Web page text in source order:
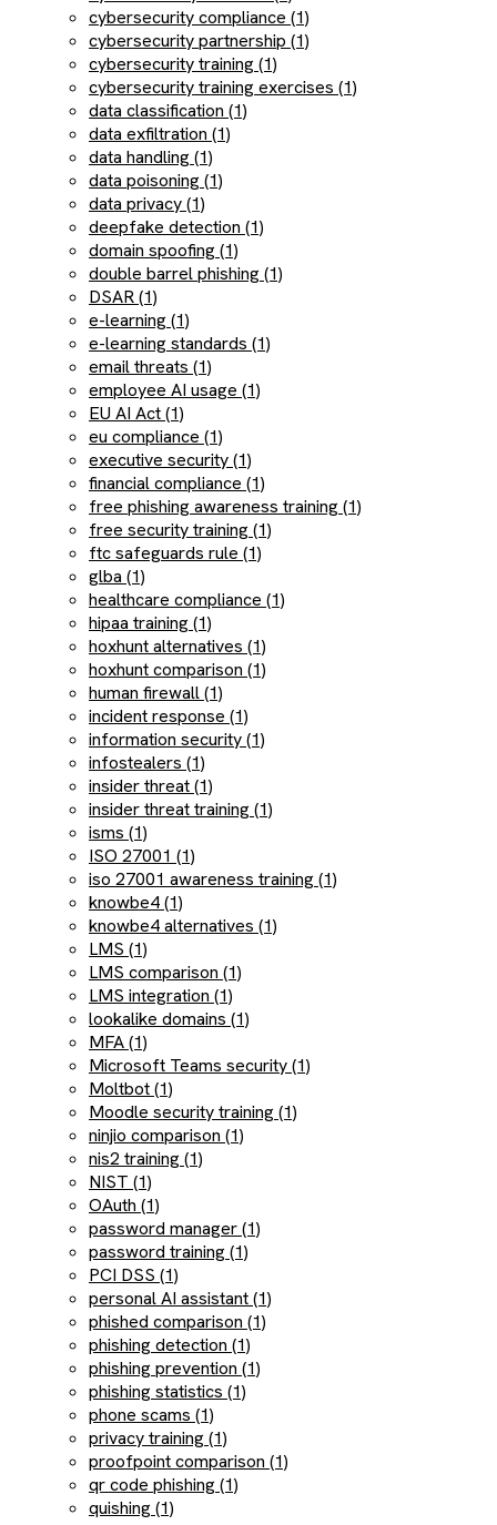
cybersecurity compliance (1)
cybersecurity partnership (1)
cybersecurity training (1)
cybersecurity training exercises (1)
data classification (1)
data exfiltration (1)
data handling (1)
data poisoning (1)
data privacy (1)
deepfake detection (1)
domain spoofing (1)
double barrel phishing (1)
DSAR (1)
e-learning (1)
e-learning standards (1)
email threats (1)
employee AI usage (1)
EU AI Act (1)
eu compliance (1)
executive security (1)
financial compliance (1)
free phishing awareness training (1)
free security training (1)
ftc safeguards rule (1)
glba (1)
healthcare compliance (1)
hipaa training (1)
hoxhunt alternatives (1)
hoxhunt comparison (1)
human firewall (1)
incident response (1)
information security (1)
infostealers (1)
insider threat (1)
insider threat training (1)
isms (1)
ISO 27001 (1)
iso 27001 awareness training (1)
knowbe4 (1)
knowbe4 alternatives (1)
LMS (1)
LMS comparison (1)
LMS integration (1)
lookalike domains (1)
MFA (1)
Microsoft Teams security (1)
Moltbot (1)
Moodle security training (1)
ninjio comparison (1)
nis2 training (1)
NIST (1)
OAuth (1)
password manager (1)
password training (1)
PCI DSS (1)
personal AI assistant (1)
phished comparison (1)
phishing detection (1)
phishing prevention (1)
phishing statistics (1)
phone scams (1)
privacy training (1)
proofpoint comparison (1)
qr code phishing (1)
quishing (1)